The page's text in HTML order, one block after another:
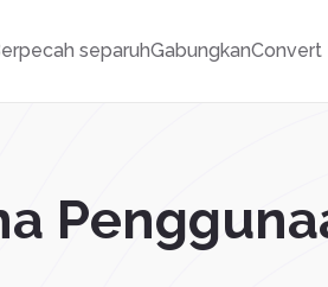
separuhGabungkanConvert